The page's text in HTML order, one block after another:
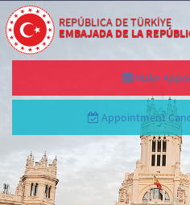
REPÚBLICA DE TÜRKİYE
EMBAJADA DE LA
Make
Appointment